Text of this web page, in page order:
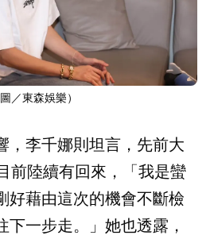
／東森娛樂）
，李千娜則坦言，先前大
前陸續有回來，「我是蠻
好藉由這次的機會不斷檢
下一步走。」她也透露，